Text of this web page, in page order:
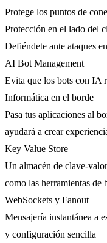
Protege los puntos de
Protección en el lado del
Defiéndete ante ataques
AI Bot Management
Evita que los bots con IA
Informática en el borde
Pasa tus aplicaciones al
ayudará a crear
Key Value Store
Un almacén de clave-
como las herramientas de
WebSockets y Fanout
Mensajería instantánea a
y configuración sencilla